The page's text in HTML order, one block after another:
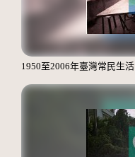
1950至2006年臺灣常民生活